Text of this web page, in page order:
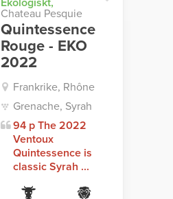
Ekologiskt,
Chateau Pesquie
Quintessence
Rouge - EKO
2022
Frankrike, Rhône
Grenache, Syrah
94 p The 2022
Ventoux
Quintessence is
classic Syrah ...